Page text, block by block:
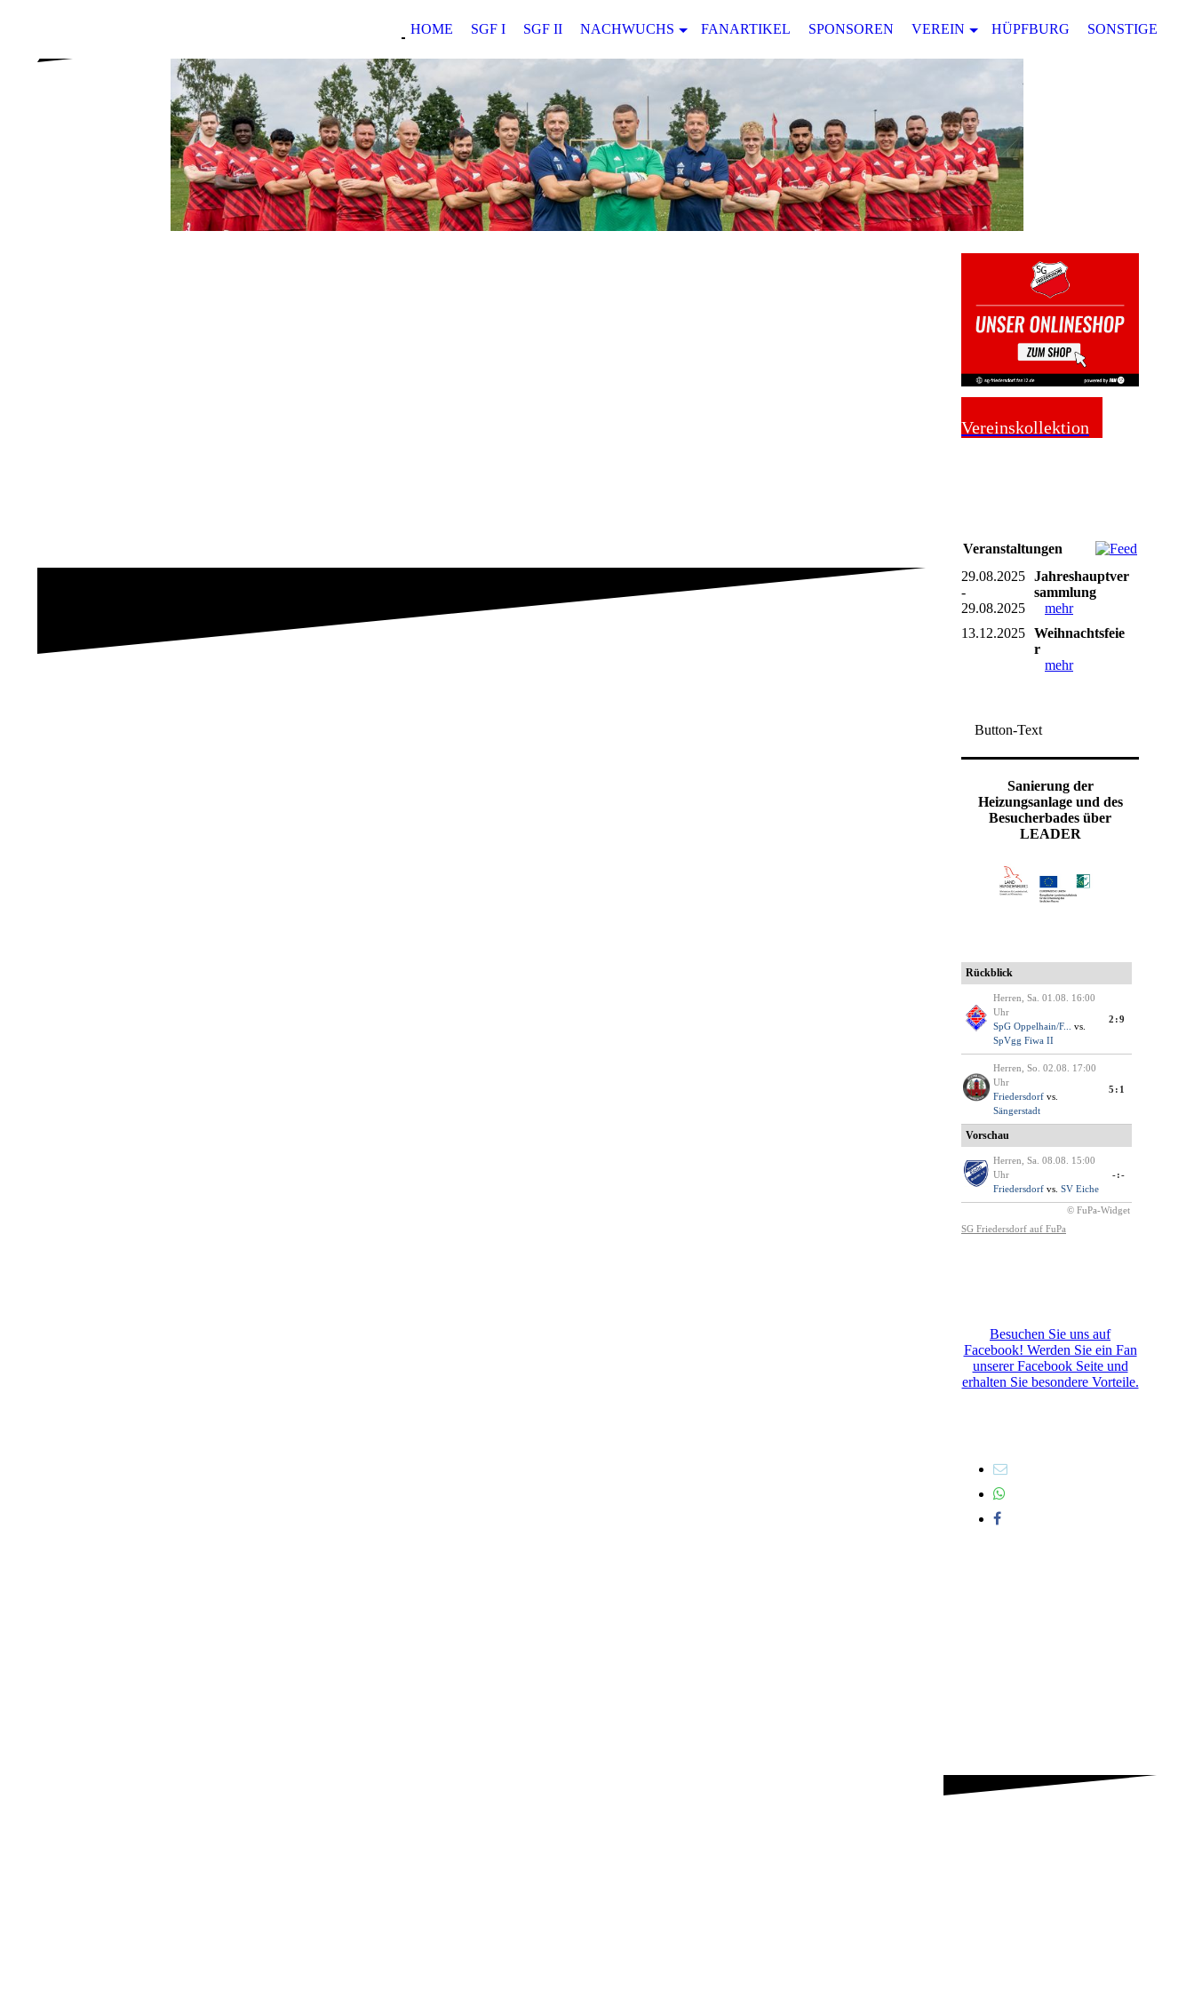
HOME SGF I SGF II NACHWUCHS FANARTIKEL SPONSOREN VEREIN HÜPFBURG SONSTIGES
Vereinskollektion
Veranstaltungen
29.08.2025
-
29.08.2025
Jahreshauptver
sammlung
mehr
13.12.2025 Weihnachtsfeie
r
mehr
Button-Text
Sanierung der
Heizungsanlage und des
Besucherbades über
LEADER
Besuchen Sie uns auf
Facebook! Werden Sie ein Fan
unserer Facebook Seite und
erhalten Sie besondere Vorteile.